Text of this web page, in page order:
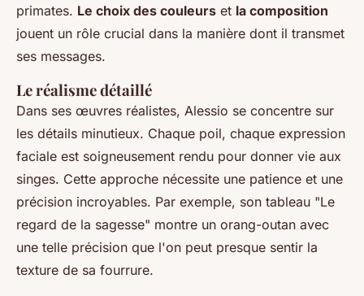
primates. Le choix des couleurs et la composition
jouent un rôle crucial dans la manière dont il transmet
ses messages.
Le réalisme détaillé
Dans ses œuvres réalistes, Alessio se concentre sur
les détails minutieux. Chaque poil, chaque expression
faciale est soigneusement rendu pour donner vie aux
singes. Cette approche nécessite une patience et une
précision incroyables. Par exemple, son tableau "Le
regard de la sagesse" montre un orang-outan avec
une telle précision que l'on peut presque sentir la
texture de sa fourrure.